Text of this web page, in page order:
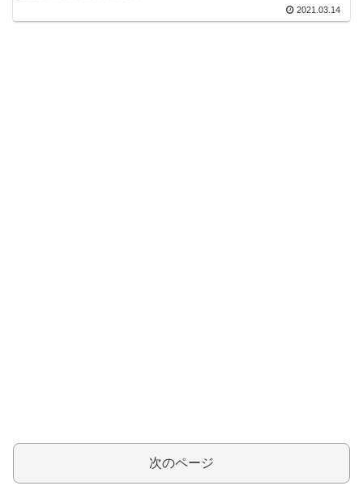
2021.03.14
次のページ